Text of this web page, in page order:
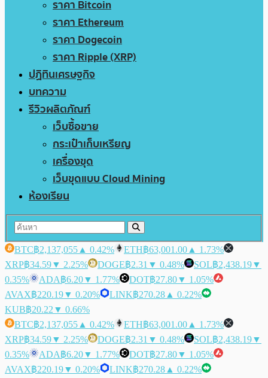
ราคา Bitcoin
ราคา Ethereum
ราคา Dogecoin
ราคา Ripple (XRP)
ปฏิทินเศรษฐกิจ
บทความ
รีวิวผลิตภัณฑ์
เว็บซื้อขาย
กระเป๋าเก็บเหรียญ
เครื่องขุด
เว็บขุดแบบ Cloud Mining
ห้องเรียน
BTC฿2,137,055 ▲ 0.42% ETH฿63,001.00 ▲ 1.73%
XRP฿34.59▼ 2.25% DOGE฿2.31 ▼ 0.48% SOL฿2,438.19▼
0.35%
ADA฿6.20▼ 1.77% DOT฿27.80▼ 1.05%
AVAX฿220.19▼ 0.20% LINK฿270.28 ▲ 0.22%
KUB฿20.22 ▼ 0.66%
BTC฿2,137,055 ▲ 0.42% ETH฿63,001.00 ▲ 1.73%
XRP฿34.59▼ 2.25% DOGE฿2.31 ▼ 0.48% SOL฿2,438.19▼
0.35%
ADA฿6.20▼ 1.77% DOT฿27.80▼ 1.05%
AVAX฿220.19▼ 0.20% LINK฿270.28 ▲ 0.22%